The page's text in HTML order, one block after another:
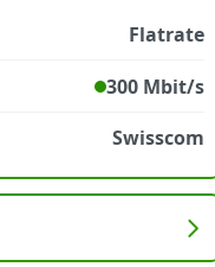
Flatrate
300 Mbit/s
Swisscom